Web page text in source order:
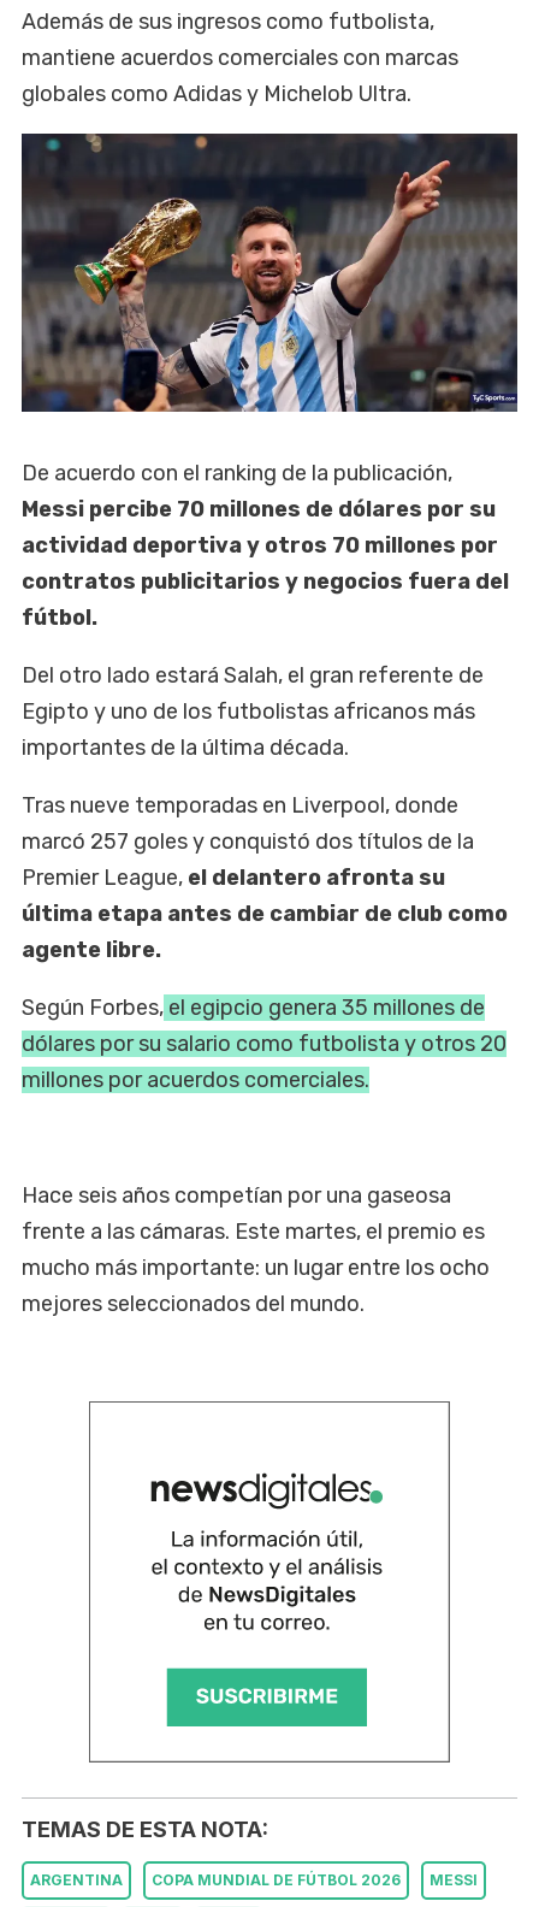
Además de sus ingresos como futbolista,
mantiene acuerdos comerciales con marcas
globales como Adidas y Michelob Ultra.
De acuerdo con el ranking de la publicación,
Messi percibe 70 millones de dólares por su
actividad deportiva y otros 70 millones por
contratos publicitarios y negocios fuera del
fútbol.
Del otro lado estará Salah, el gran referente de
Egipto y uno de los futbolistas africanos más
importantes de la última década.
Tras nueve temporadas en Liverpool, donde
marcó 257 goles y conquistó dos títulos de la
Premier League, el delantero afronta su
última etapa antes de cambiar de club como
agente libre.
Según Forbes, el egipcio genera 35 millones de
dólares por su salario como futbolista y otros 20
millones por acuerdos comerciales.
Hace seis años competían por una gaseosa
frente a las cámaras. Este martes, el premio es
mucho más importante: un lugar entre los ocho
mejores seleccionados del mundo.
TEMAS DE ESTA NOTA:
ARGENTINA COPA MUNDIAL DE FÚTBOL 2026 MESSI